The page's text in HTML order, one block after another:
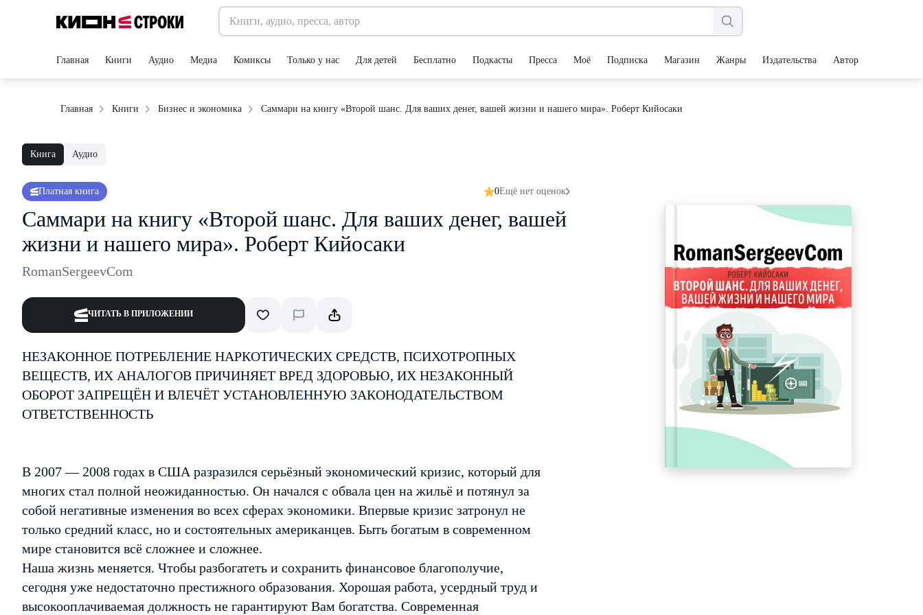
Главная Книги Аудио Медиа Комиксы Только у нас Для детей Бесплатно Подкасты Пресса Моё Подписка Магазин Жанры Издательства Авторы
Главная Книги Бизнес и экономика Саммари на книгу «Второй шанс. Для ваших денег, вашей жизни и нашего мира». Роберт Кийосаки
Книга Аудио
Платная книга 0Ещё нет оценок
Саммари на книгу «Второй шанс. Для ваших денег, вашей
жизни и нашего мира». Роберт Кийосаки
RomanSergeevCom
ЧИТАТЬ В ПРИЛОЖЕНИИ
НЕЗАКОННОЕ ПОТРЕБЛЕНИЕ НАРКОТИЧЕСКИХ СРЕДСТВ, ПСИХОТРОПНЫХ
ВЕЩЕСТВ, ИХ АНАЛОГОВ ПРИЧИНЯЕТ ВРЕД ЗДОРОВЬЮ, ИХ НЕЗАКОННЫЙ
ОБОРОТ ЗАПРЕЩЁН И ВЛЕЧЁТ УСТАНОВЛЕННУЮ ЗАКОНОДАТЕЛЬСТВОМ
ОТВЕТСТВЕННОСТЬ
В 2007 — 2008 годах в США разразился серьёзный экономический кризис, который для
многих стал полной неожиданностью. Он начался с обвала цен на жильё и потянул за
собой негативные изменения во всех сферах экономики. Впервые кризис затронул не
только средний класс, но и состоятельных американцев. Быть богатым в современном
мире становится всё сложнее и сложнее.
Наша жизнь меняется. Чтобы разбогатеть и сохранить финансовое благополучие,
сегодня уже недостаточно престижного образования. Хорошая работа, усердный труд и
высокооплачиваемая должность не гарантируют Вам богатства. Современная